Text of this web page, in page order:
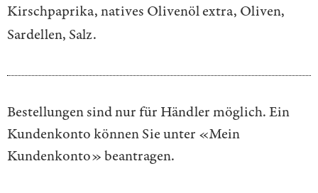
Kirschpaprika, natives Olivenöl extra, Oliven,
Sardellen, Salz.
Bestellungen sind nur für Händler möglich. Ein
Kundenkonto können Sie unter «Mein
Kundenkonto»beantragen.